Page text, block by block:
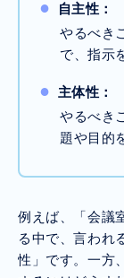
自主性 ：
やるべき
で、指示
主体性 ：
やるべき
題や目的
例えば、「会議
る中で、言われ
性」です。一方